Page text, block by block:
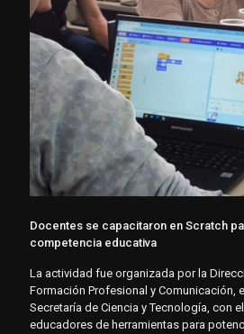
Docentes se capacitaron en Scratch
competencia educativa
La actividad fue organizada por la
Formación Profesional y Comunicación,
Secretaría de Ciencia y Tecnología, con
educadores de herramientas para